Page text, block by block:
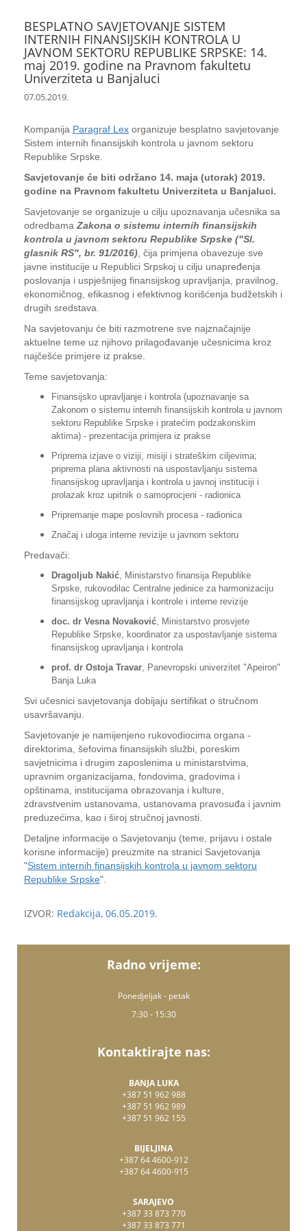
BESPLATNO SAVJETOVANJE SISTEM
INTERNIH FINANSIJSKIH KONTROLA U
JAVNOM SEKTORU REPUBLIKE SRPSKE: 14.
maj 2019. godine na Pravnom fakultetu
Univerziteta u Banjaluci
07.05.2019.
Kompanija Paragraf Lex organizuje besplatno savjetovanje
Sistem internih finansijskih kontrola u javnom sektoru
Republike Srpske.
Savjetovanje će biti održano 14. maja (utorak) 2019.
godine na Pravnom fakultetu Univerziteta u Banjaluci.
Savjetovanje se organizuje u cilju upoznavanja učesnika sa
odredbamaZakona o sistemu internih finansijskih
kontrola u javnom sektoru Republike Srpske ("Sl.
glasnik RS", br. 91/2016), čija primjena obavezuje sve
javne institucije u Republici Srpskoj u cilju unapređenja
poslovanja i uspješnijeg finansijskog upravljanja, pravilnog,
ekonomičnog, efikasnog i efektivnog korišćenja budžetskih i
drugih sredstava.
Na savjetovanju će biti razmotrene sve najznačajnije
aktuelne teme uz njihovo prilagođavanje učesnicima kroz
najčešće primjere iz prakse.
Teme savjetovanja:
Finansijsko upravljanje i kontrola (upoznavanje sa
Zakonom o sistemu internih finansijskih kontrola u javnom
sektoru Republike Srpske i pratećim podzakonskim
aktima) - prezentacija primjera iz prakse
Priprema izjave o viziji, misiji i strateškim ciljevima;
priprema plana aktivnosti na uspostavljanju sistema
finansijskog upravljanja i kontrola u javnoj instituciji i
prolazak kroz upitnik o samoprocjeni - radionica
Pripremanje mape poslovnih procesa - radionica
Značaj i uloga interne revizije u javnom sektoru
Predavači:
Dragoljub Nakić, Ministarstvo finansija Republike
Srpske, rukovodilac Centralne jedinice za harmonizaciju
finansijskog upravljanja i kontrole i interne revizije
doc. dr Vesna Novaković, Ministarstvo prosvjete
Republike Srpske, koordinator za uspostavljanje sistema
finansijskog upravljanja i kontrola
prof. dr Ostoja Travar, Panevropski univerzitet "Apeiron"
Banja Luka
Svi učesnici savjetovanja dobijaju sertifikat o stručnom
usavršavanju.
Savjetovanje je namijenjeno rukovodiocima organa -
direktorima, šefovima finansijskih službi, poreskim
savjetnicima i drugim zaposlenima u ministarstvima,
upravnim organizacijama, fondovima, gradovima i
opštinama, institucijama obrazovanja i kulture,
zdravstvenim ustanovama, ustanovama pravosuđa i javnim
preduzećima, kao i široj stručnoj javnosti.
Detaljne informacije o Savjetovanju (teme, prijavu i ostale
korisne informacije) preuzmite na stranici Savjetovanja
"Sistem internih finansijskih kontrola u javnom sektoru
Republike Srpske".
IZVOR: Redakcija, 06.05.2019.
Radno vrijeme:
Ponedjeljak - petak
7:30 - 15:30
Kontaktirajte nas:
BANJA LUKA
+387 51 962 988
+387 51 962 989
+387 51 962 155
BIJELJINA
+387 64 4600-912
+387 64 4600-915
SARAJEVO
+387 33 873 770
+387 33 873 771